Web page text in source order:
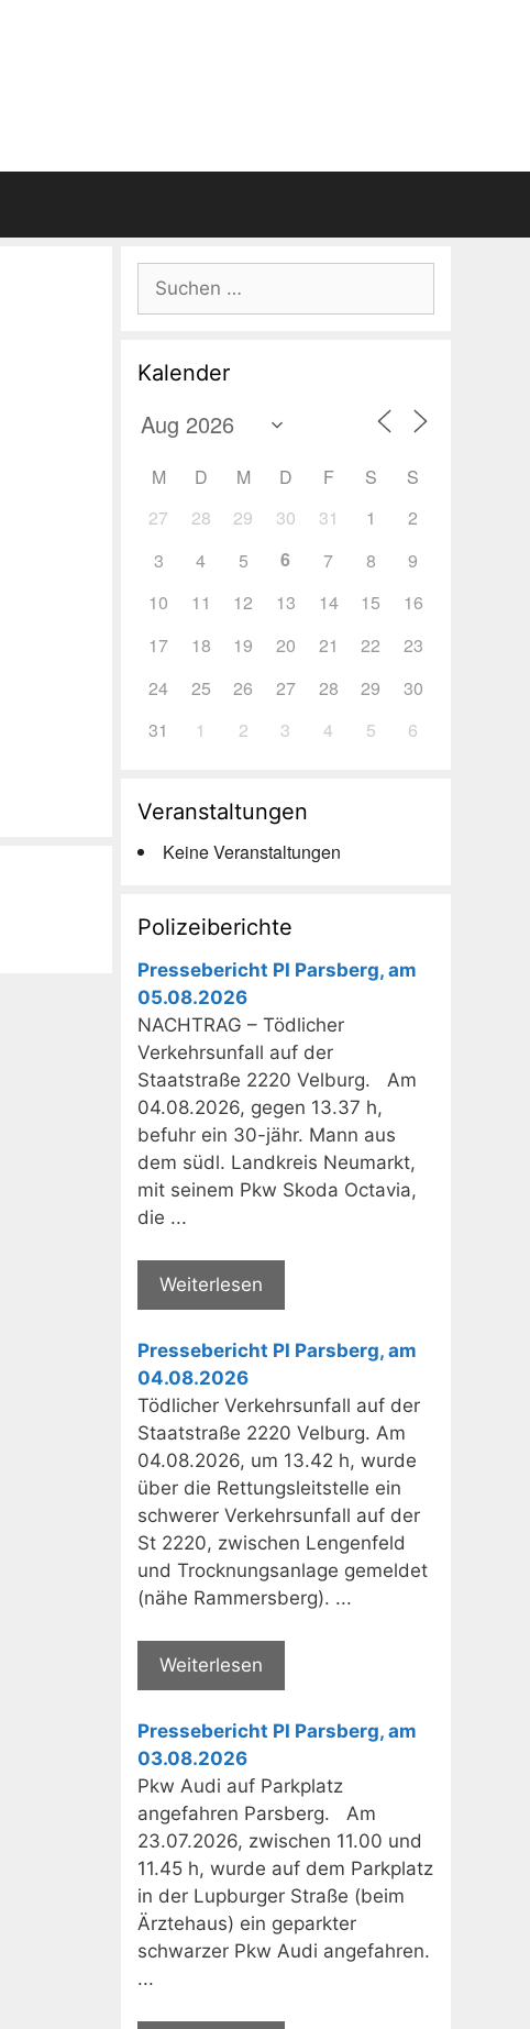
Suchen
nach:
Kalender
M D M D F S
S
27
28 29 30 31 1
2
3
4 5 6 7 8
9
10
11 12 13 14 15
16
17
18 19 20 21 22
23
24
25 26 27 28 29
30
31
1 2 3 4 5 6
Veranstaltungen
Keine Veranstaltungen
Polizeiberichte
Pressebericht PI Parsberg, am
05.08.2026
NACHTRAG – Tödlicher
Verkehrsunfall auf der
Staatstraße 2220 Velburg. Am
04.08.2026, gegen 13.37 h,
befuhr ein 30-jähr. Mann aus
dem südl. Landkreis Neumarkt,
mit seinem Pkw Skoda Octavia,
die ...
Weiterlesen
Pressebericht PI Parsberg, am
04.08.2026
Tödlicher Verkehrsunfall auf der
Staatstraße 2220 Velburg. Am
04.08.2026, um 13.42 h, wurde
über die Rettungsleitstelle ein
schwerer Verkehrsunfall auf der
St 2220, zwischen Lengenfeld
und Trocknungsanlage gemeldet
(nähe Rammersberg). ...
Weiterlesen
Pressebericht PI Parsberg, am
03.08.2026
Pkw Audi auf Parkplatz
angefahren Parsberg. Am
23.07.2026, zwischen 11.00 und
11.45 h, wurde auf dem Parkplatz
in der Lupburger Straße (beim
Ärztehaus) ein geparkter
schwarzer Pkw Audi angefahren.
...